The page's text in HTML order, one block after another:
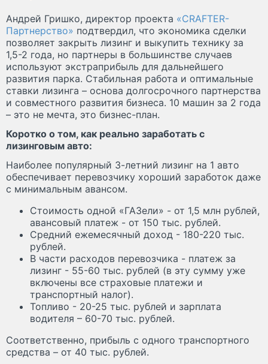
Андрей Гришко, директор проекта «CRAFTER-
Партнерство» подтвердил, что экономика сделки
позволяет закрыть лизинг и выкупить технику за
1,5-2 года, но партнеры в большинстве случаев
используют экстраприбыль для дальнейшего
развития парка. Стабильная работа и оптимальные
ставки лизинга – основа долгосрочного партнерства
и совместного развития бизнеса. 10 машин за 2 года
– это не мечта, это бизнес-план.
Коротко о том, как реально заработать с
лизинговым авто:
Наиболее популярный 3-летний лизинг на 1 авто
обеспечивает перевозчику хороший заработок даже
с минимальным авансом.
Стоимость одной «ГАЗели» - от 1,5 млн рублей,
авансовый платеж - от 150 тыс. рублей.
Средний ежемесячный доход - 180-220 тыс.
рублей.
В части расходов перевозчика - платеж за
лизинг - 55-60 тыс. рублей (в эту сумму уже
включены все страховые платежи и
транспортный налог).
Топливо - 20-25 тыс. рублей и зарплата
водителя – 60-70 тыс. рублей.
Соответственно, прибыль с одного транспортного
средства – от 40 тыс. рублей.